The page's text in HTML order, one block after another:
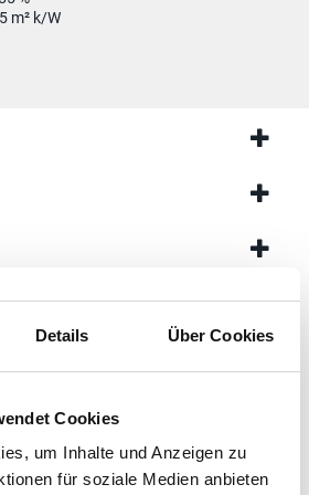
Details Über Cookies
Cookies
um Inhalte und Anzeigen zu
für soziale Medien anbieten
m² k/W